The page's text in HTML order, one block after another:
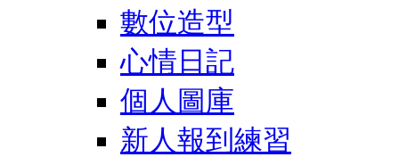
數位造型
心情日記
個人圖庫
新人報到練習